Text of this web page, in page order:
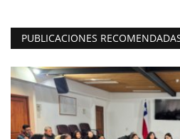
PUBLICACIONES